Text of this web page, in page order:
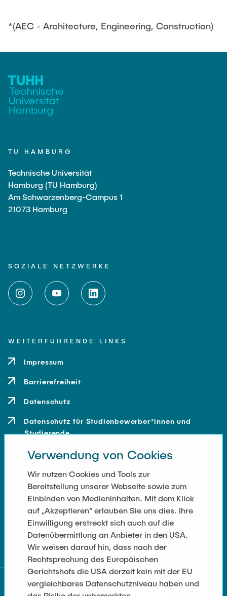
*(AEC = Architecture, Engineering, Construction)
TU HAMBURG
Technische Universität
Hamburg (TU Hamburg)
Am Schwarzenberg-Campus 1
21073 Hamburg
SOZIALE NETZWERKE
WEITERFÜHRENDE LINKS
Impressum
Barrierefreiheit
Datenschutz
Datenschutz für Studienbewerber*innen und
Studierende
Kontakt
Anfahrt
Presse und Medien
Merchandise-Shop
Cookie-Einstellungen
Verwendung von Cookies
Wir nutzen Cookies und Tools zur
Bereitstellung unserer Webseite sowie zum
Einbinden von Medieninhalten. Mit dem Klick
auf „Akzeptieren“ erlauben Sie uns dies. Ihre
Einwilligung erstreckt sich auch auf die
Datenübermittlung an Anbieter in den USA.
Wir weisen darauf hin, dass nach der
Rechtsprechung des Europäischen
Gerichtshofs die USA derzeit kein mit der EU
vergleichbares Datenschutzniveau haben und